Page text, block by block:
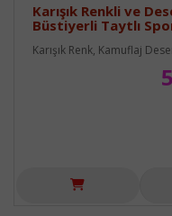
Karışık Renkli ve
Büstiyerli Taytlı
Karışık Renk, Kamuflaj